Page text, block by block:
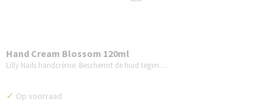
Hand Cream Blossom 120ml
Lilly Nails handcrème. Beschermt de huid tegen…
✓ Op voorraad